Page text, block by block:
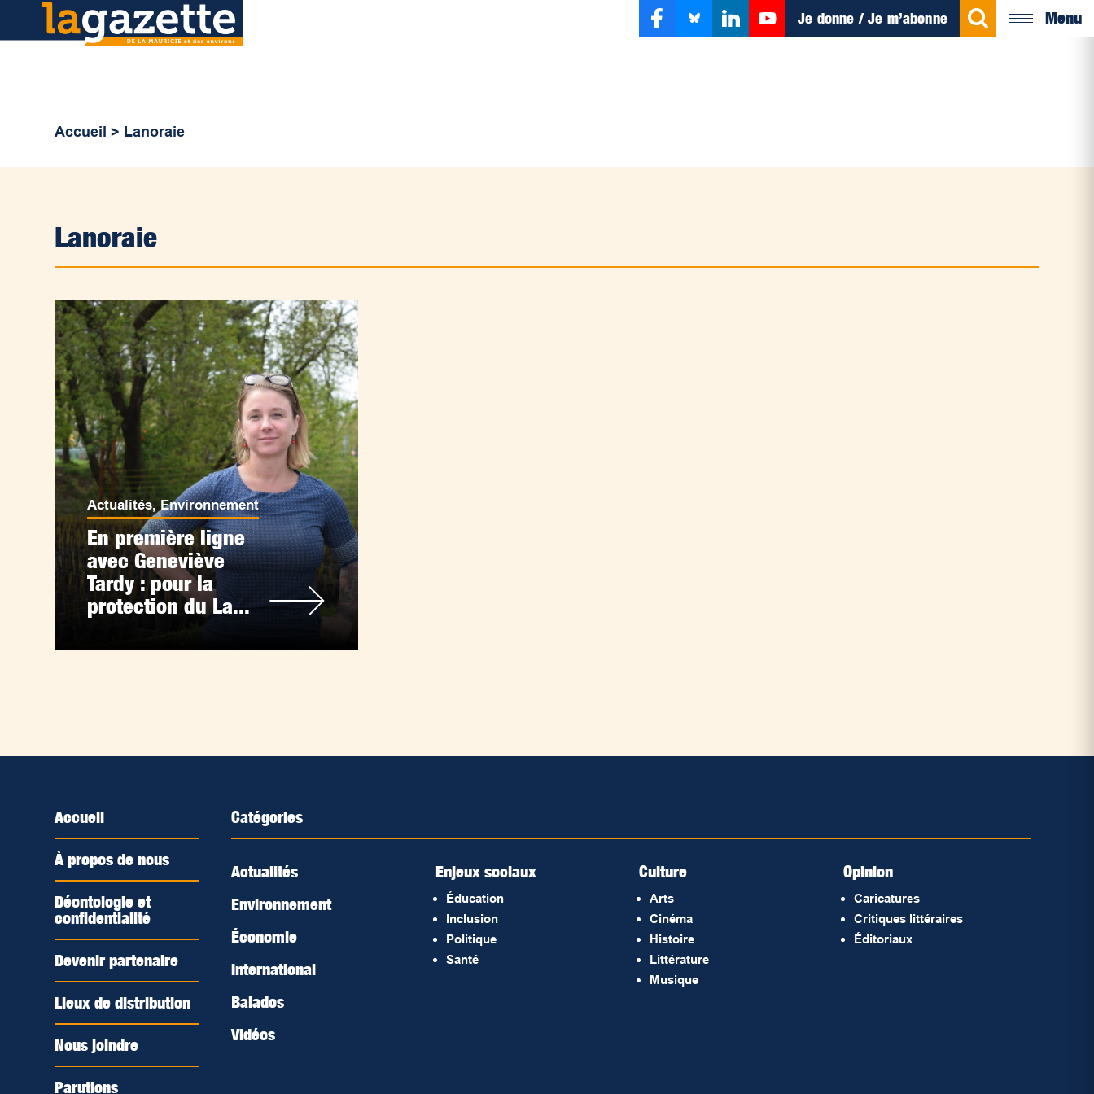
Je donne / Je m’abonne Menu
Accueil > Lanoraie
Lanoraie
Actualités,Environnement
En première ligne
avec Geneviève
Tardy : pour la
protection du La...
Accueil
À propos de nous
Déontologie et
confidentialité
Devenir partenaire
Lieux de distribution
Nous joindre
Parutions
Catégories
Actualités
Environnement
Économie
International
Balados
Vidéos
Enjeux sociaux
Éducation
Inclusion
Politique
Santé
Culture
Arts
Cinéma
Histoire
Littérature
Musique
Opinion
Caricatures
Critiques littéraires
Éditoriaux